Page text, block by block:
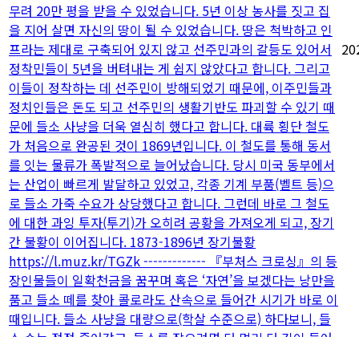
무려 20만 평을 받을 수 있었습니다. 5년 이상 농사를 짓고 집
을 지어 살면 자신의 땅이 될 수 있었습니다. 땅은 척박하고 인
프라는 제대로 구축되어 있지 않고 선주민과의 갈등도 있어서
정착민들이 5년을 버텨내는 게 쉽지 않았다고 합니다. 그리고
이들이 정착하는 데 선주민이 방해되었기 때문에, 이주민들과
정치인들은 돈도 되고 선주민의 생활기반도 파괴할 수 있기 때
문에 들소 사냥을 더욱 열심히 했다고 합니다. 대륙 횡단 철도
가 처음으로 완공된 것이 1869년입니다. 이 철도를 통해 동서
를 잇는 물류가 폭발적으로 늘어났습니다. 당시 미국 동부에서
는 산업이 빠르게 발달하고 있었고, 각종 기계 부품(벨트 등)으
로 들소 가죽 수요가 상당했다고 합니다. 그런데 바로 그 철도
에 대한 과잉 투자(투기)가 오히려 공황을 가져오게 되고, 장기
간 불황이 이어집니다. 1873-1896년 장기불황
https://l.muz.kr/TGZk ------------- 『부처스 크로싱』의 등
장인물들이 일확천금을 꿈꾸며 혹은 ‘자연’을 보겠다는 낭만을
품고 들소 떼를 찾아 콜로라도 산속으로 들어간 시기가 바로 이
때입니다. 들소 사냥을 대량으로(학살 수준으로) 하다보니, 들